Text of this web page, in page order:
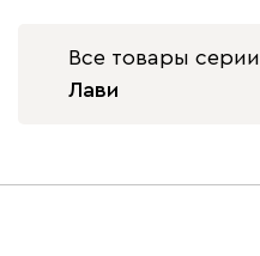
Все товары серии
Лави